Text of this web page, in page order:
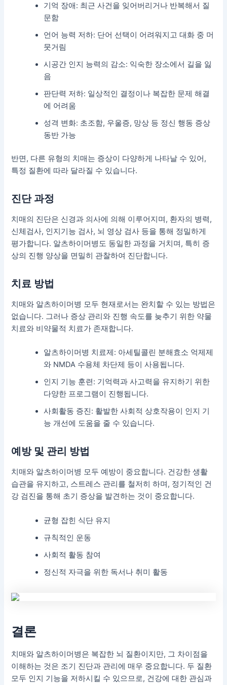
기억 장애: 최근 사건을 잊어버리거나 반복해서 질
문함
언어 능력 저하: 단어 선택이 어려워지고 대화 중 머
뭇거림
시공간 인지 능력의 감소: 익숙한 장소에서 길을 잃
음
판단력 저하: 일상적인 결정이나 복잡한 문제 해결
에 어려움
성격 변화: 초조함, 우울증, 망상 등 정신 행동 증상
동반 가능
반면, 다른 유형의 치매는 증상이 다양하게 나타날 수 있어,
특정 질환에 따라 달라질 수 있습니다.
진단 과정
치매의 진단은 신경과 의사에 의해 이루어지며, 환자의 병력,
신체검사, 인지기능 검사, 뇌 영상 검사 등을 통해 정밀하게
평가합니다. 알츠하이머병도 동일한 과정을 거치며, 특히 증
상의 진행 양상을 면밀히 관찰하여 진단합니다.
치료 방법
치매와 알츠하이머병 모두 현재로서는 완치할 수 있는 방법은
없습니다. 그러나 증상 관리와 진행 속도를 늦추기 위한 약물
치료와 비약물적 치료가 존재합니다.
알츠하이머병 치료제: 아세틸콜린 분해효소 억제제
와 NMDA 수용체 차단제 등이 사용됩니다.
인지 기능 훈련: 기억력과 사고력을 유지하기 위한
다양한 프로그램이 진행됩니다.
사회활동 증진: 활발한 사회적 상호작용이 인지 기
능 개선에 도움을 줄 수 있습니다.
예방 및 관리 방법
치매와 알츠하이머병 모두 예방이 중요합니다. 건강한 생활
습관을 유지하고, 스트레스 관리를 철저히 하며, 정기적인 건
강 검진을 통해 초기 증상을 발견하는 것이 중요합니다.
균형 잡힌 식단 유지
규칙적인 운동
사회적 활동 참여
정신적 자극을 위한 독서나 취미 활동
결론
치매와 알츠하이머병은 복잡한 뇌 질환이지만, 그 차이점을
이해하는 것은 조기 진단과 관리에 매우 중요합니다. 두 질환
모두 인지 기능을 저하시킬 수 있으므로, 건강에 대한 관심과